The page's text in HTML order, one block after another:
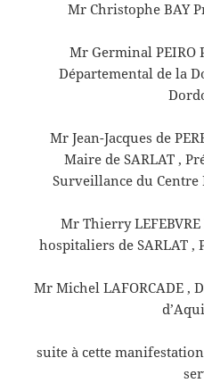
Mr Christophe BAY
Mr Germinal PEIRO
Départemental de la
Mr Jean-Jacques de
Maire de SARLAT ,
Surveillance du Centre
Mr Thierry
hospitaliers de SARLAT ,
Mr Michel LAFORCADE ,
suite à cette